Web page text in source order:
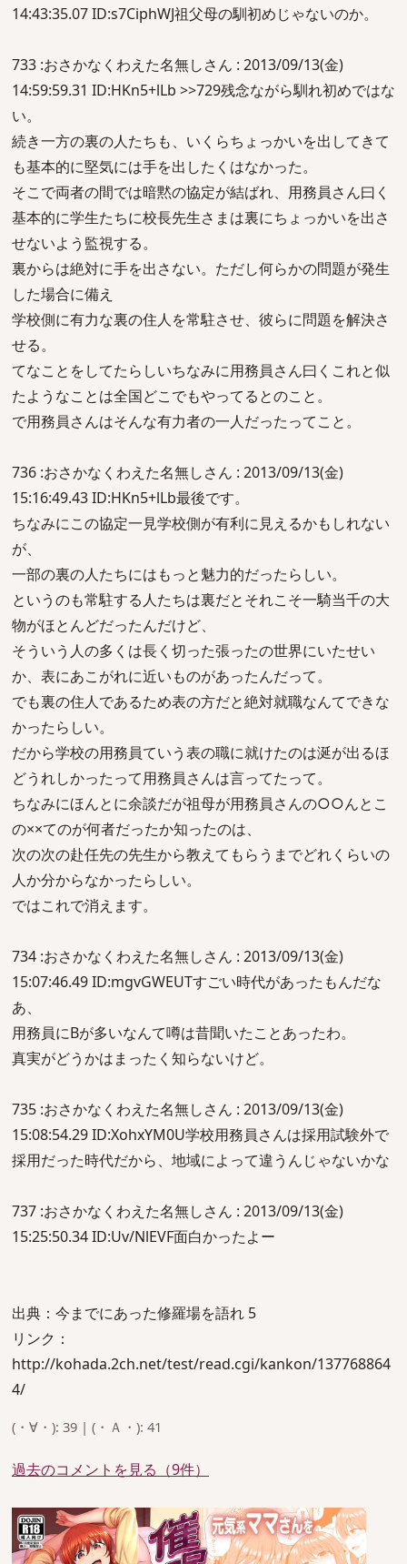
14:43:35.07 ID:s7CiphWJ祖父母の馴初めじゃないのか。
733 :おさかなくわえた名無しさん : 2013/09/13(金)
14:59:59.31 ID:HKn5+lLb >>729残念ながら馴れ初めではな
い。
続き一方の裏の人たちも、いくらちょっかいを出してきて
も基本的に堅気には手を出したくはなかった。
そこで両者の間では暗黙の協定が結ばれ、用務員さん曰く
基本的に学生たちに校長先生さまは裏にちょっかいを出さ
せないよう監視する。
裏からは絶対に手を出さない。ただし何らかの問題が発生
した場合に備え
学校側に有力な裏の住人を常駐させ、彼らに問題を解決さ
せる。
てなことをしてたらしいちなみに用務員さん曰くこれと似
たようなことは全国どこでもやってるとのこと。
で用務員さんはそんな有力者の一人だったってこと。
736 :おさかなくわえた名無しさん : 2013/09/13(金)
15:16:49.43 ID:HKn5+lLb最後です。
ちなみにこの協定一見学校側が有利に見えるかもしれない
が、
一部の裏の人たちにはもっと魅力的だったらしい。
というのも常駐する人たちは裏だとそれこそ一騎当千の大
物がほとんどだったんだけど、
そういう人の多くは長く切った張ったの世界にいたせい
か、表にあこがれに近いものがあったんだって。
でも裏の住人であるため表の方だと絶対就職なんてできな
かったらしい。
だから学校の用務員ていう表の職に就けたのは涎が出るほ
どうれしかったって用務員さんは言ってたって。
ちなみにほんとに余談だが祖母が用務員さんの○○んとこ
の××てのが何者だったか知ったのは、
次の次の赴任先の先生から教えてもらうまでどれくらいの
人か分からなかったらしい。
ではこれで消えます。
734 :おさかなくわえた名無しさん : 2013/09/13(金)
15:07:46.49 ID:mgvGWEUTすごい時代があったもんだな
あ、
用務員にBが多いなんて噂は昔聞いたことあったわ。
真実がどうかはまったく知らないけど。
735 :おさかなくわえた名無しさん : 2013/09/13(金)
15:08:54.29 ID:XohxYM0U学校用務員さんは採用試験外で
採用だった時代だから、地域によって違うんじゃないかな
737 :おさかなくわえた名無しさん : 2013/09/13(金)
15:25:50.34 ID:Uv/NlEVF面白かったよー
出典：今までにあった修羅場を語れ 5
リンク：
http://kohada.2ch.net/test/read.cgi/kankon/137768864
4/
(・∀・): 39 | (・Ａ・): 41
過去のコメントを見る（9件）